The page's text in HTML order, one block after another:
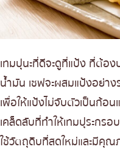
เทมปุนะที่ดีจะดูที่แป้ง ที่ต้อ
น้ำมัน เชฟจะผสมแป้งอย่าง
เพื่อให้แป้งไม่จับตัวเป็นก้อน
เคล็ดลับที่ทำให้เทมปุระกร
ใช้วัตถุดิบที่สดใหม่และมีคุณ